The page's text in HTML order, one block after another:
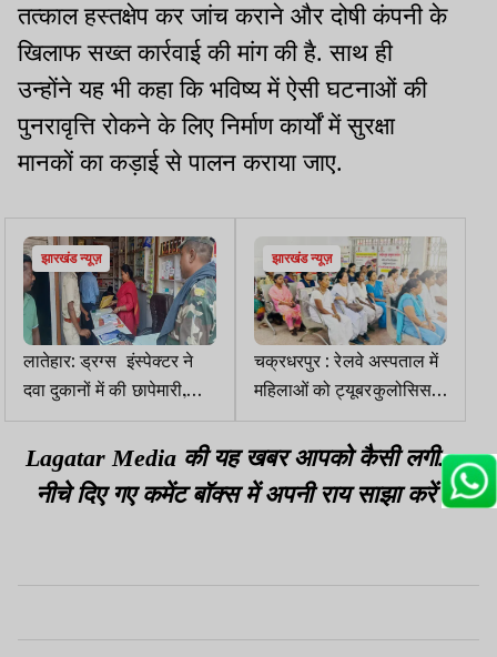
तत्काल हस्तक्षेप कर जांच कराने और दोषी कंपनी के
खिलाफ सख्त कार्रवाई की मांग की है. साथ ही
उन्होंने यह भी कहा कि भविष्य में ऐसी घटनाओं की
पुनरावृत्ति रोकने के लिए निर्माण कार्यों में सुरक्षा
मानकों का कड़ाई से पालन कराया जाए.
झारखंड न्यूज़
लातेहार: ड्रग्स इंस्पेक्टर ने
दवा दुकानों में की छापेमारी,
जांच के लिए उठाया सैंपल
झारखंड न्यूज़
चक्रधरपुर : रेलवे अस्पताल में
महिलाओं को ट्यूबरकुलोसिस
के बारे में दी गई जानकारी
Lagatar Media की यह खबर आपको कैसी लगी.
नीचे दिए गए कमेंट बॉक्स में अपनी राय साझा करें